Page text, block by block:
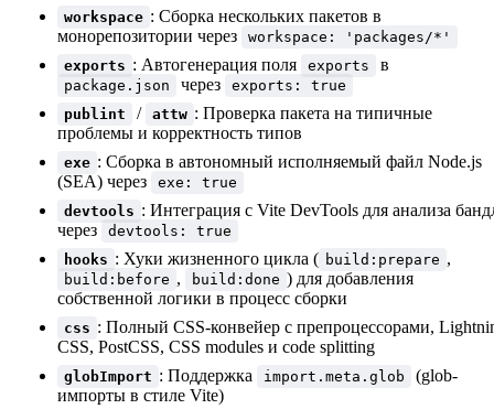
workspace : Сборка нескольких пакетов в
монорепозитории через
workspace: 'packages/*'
exports : Автогенерация поля exports в
package.json через
exports: true
publint
/ attw : Проверка пакета на типичные
проблемы и корректность типов
exe : Сборка в автономный исполняемый файл Node.js
(SEA) через
exe: true
devtools : Интеграция с Vite DevTools для анализа
через
devtools: true
hooks : Хуки жизненного цикла ( build:prepare ,
build:before , build:done ) для добавления
собственной логики в процесс сборки
css : Полный CSS-конвейер с препроцессорами,
CSS, PostCSS, CSS modules и code splitting
globImport : Поддержка import.meta.glob
(glob-
импорты в стиле Vite)